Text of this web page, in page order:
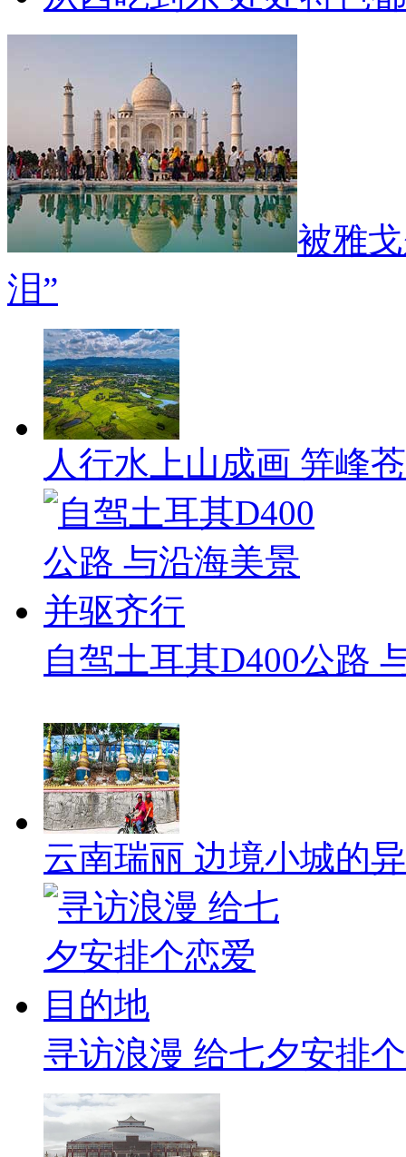
被雅
泪”
人行水上山成画 笄峰
自驾土耳其D400公路
云南瑞丽 边境小城的
寻访浪漫 给七夕安排